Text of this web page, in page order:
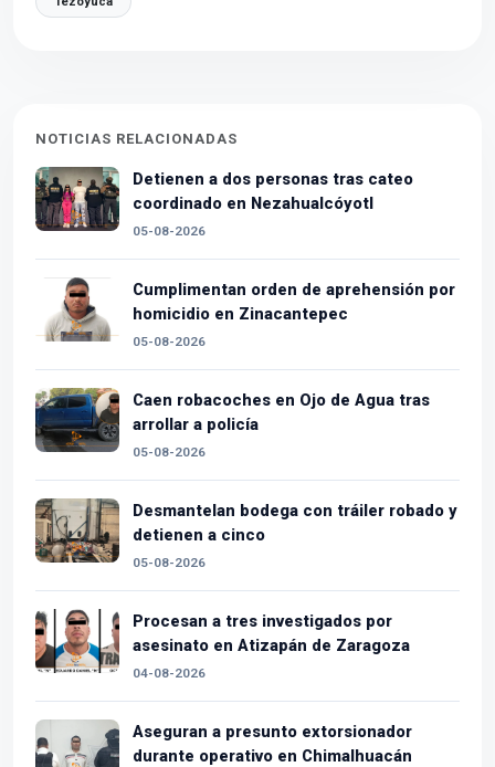
NOTICIAS RELACIONADAS
Detienen a dos personas tras cateo
coordinado en Nezahualcóyotl
05-08-2026
Cumplimentan orden de aprehensión por
homicidio en Zinacantepec
05-08-2026
Caen robacoches en Ojo de Agua tras
arrollar a policía
05-08-2026
Desmantelan bodega con tráiler robado y
detienen a cinco
05-08-2026
Procesan a tres investigados por
asesinato en Atizapán de Zaragoza
04-08-2026
Aseguran a presunto extorsionador
durante operativo en Chimalhuacán